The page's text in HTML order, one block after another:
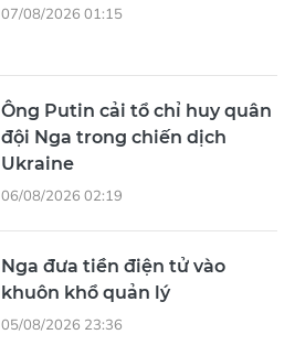
07/08/2026 01:15
Ông Putin cải tổ chỉ huy quân
đội Nga trong chiến dịch
Ukraine
06/08/2026 02:19
Nga đưa tiền điện tử vào
khuôn khổ quản lý
05/08/2026 23:36